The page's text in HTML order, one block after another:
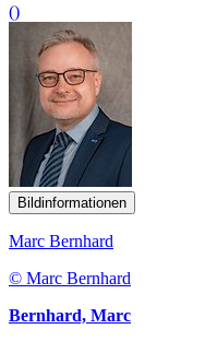
()
Bildinformationen
Marc Bernhard
© Marc Bernhard
Bernhard, Marc